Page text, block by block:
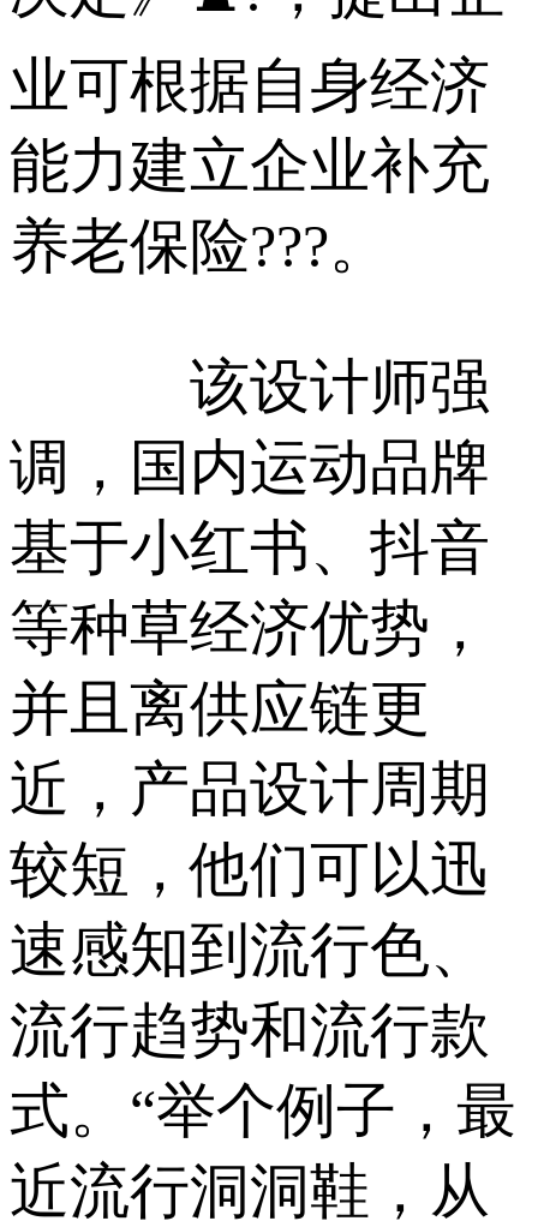
业可根据自身经济
能力建立企业补充
养老保险???。
该设计师强
调，国内运动品牌
基于小红书、抖音
等种草经济优势，
并且离供应链更
近，产品设计周期
较短，他们可以迅
速感知到流行色、
流行趋势和流行款
式。“举个例子，最
近流行洞洞鞋，从